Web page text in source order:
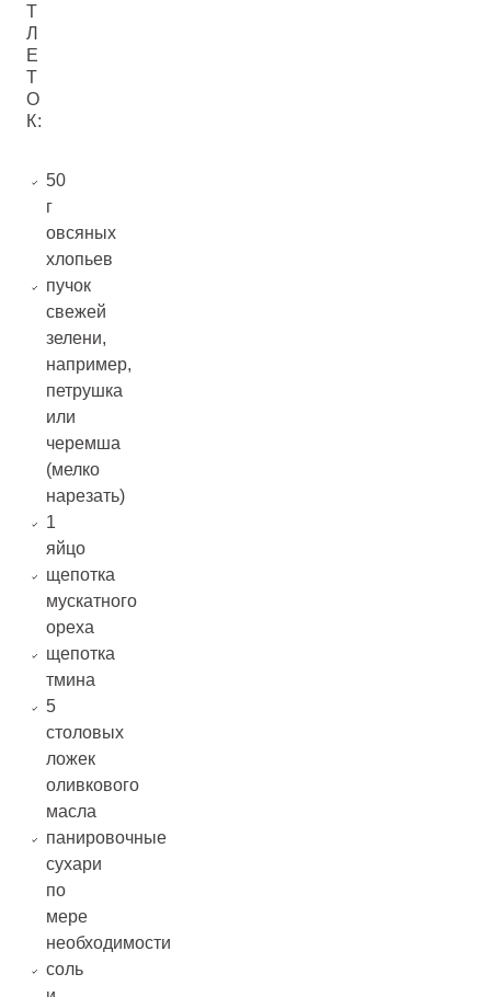
Т
Л
Е
Т
О
К:
50
г
овсяных
хлопьев
пучок
свежей
зелени,
например,
петрушка
или
черемша
(мелко
нарезать)
1
яйцо
щепотка
мускатного
ореха
щепотка
тмина
5
столовых
ложек
оливкового
масла
панировочные
сухари
по
мере
необходимости
соль